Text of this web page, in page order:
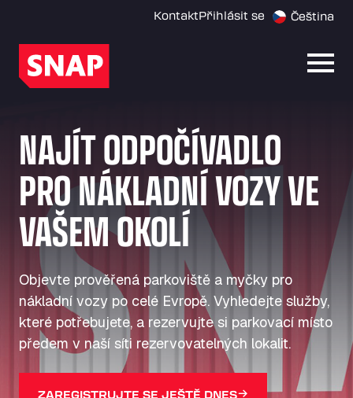
KontaktPřihlásit se Čeština
NAJÍT ODPOČÍVADLO
PRO NÁKLADNÍ VOZY VE
VAŠEM OKOLÍ
Objevte prověřená parkoviště a myčky pro
nákladní vozy po celé Evropě. Vyhledejte služby,
které potřebujete, a rezervujte si parkovací místo
předem v naší síti rezervovatelných lokalit.
ZAREGISTRUJTE SE JEŠTĚ DNES